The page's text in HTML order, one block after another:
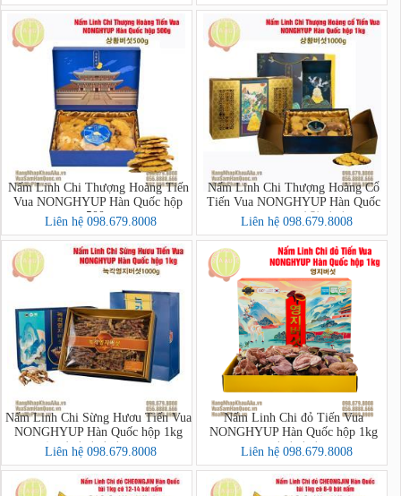
Nấm Linh Chi Thượng Hoàng Tiến
Vua NONGHYUP Hàn Quốc hộp
500g
Liên hệ 098.679.8008
Nấm Linh Chi Thượng Hoàng Cổ
Tiến Vua NONGHYUP Hàn Quốc
hộp 1kg - 상황버섯
Liên hệ 098.679.8008
Nấm Linh Chi Sừng Hươu Tiến Vua
NONGHYUP Hàn Quốc hộp 1kg
(녹각영지버섯1000g)
Liên hệ 098.679.8008
Nấm Linh Chi đỏ Tiến Vua
NONGHYUP Hàn Quốc hộp 1kg
(영지버섯)
Liên hệ 098.679.8008